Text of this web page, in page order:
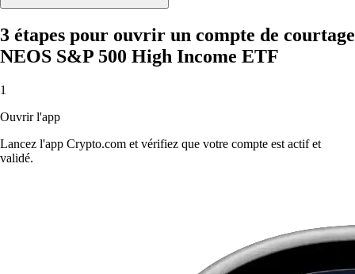
3 étapes pour ouvrir un compte de courtage
NEOS S&P 500 High Income ETF
1
Ouvrir l'app
Lancez l'app Crypto.com et vérifiez que votre compte est actif et
validé.